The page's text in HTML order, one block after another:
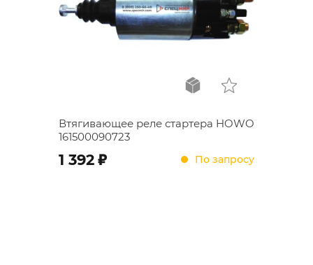
Втягивающее реле стартера HOWO
161500090723
1 392 ; По запросу